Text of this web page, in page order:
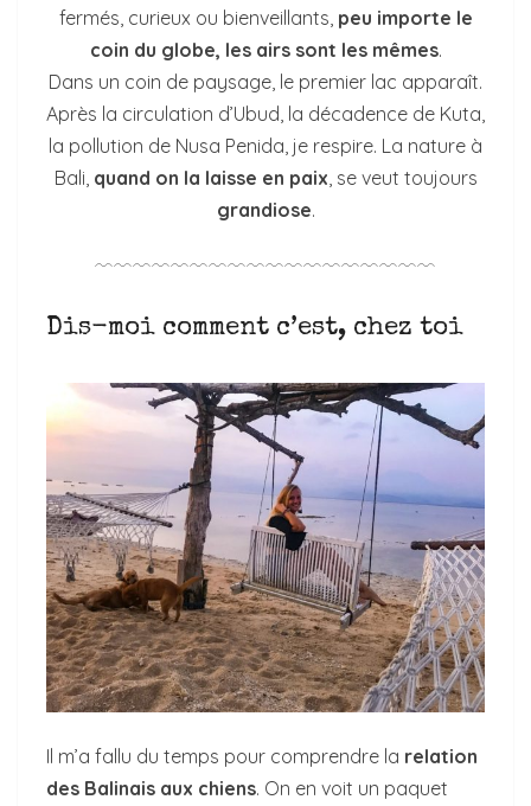
fermés, curieux ou bienveillants, peu importe le
coin du globe, les airs sont les mêmes.
Dans un coin de paysage, le premier lac apparaît.
Après la circulation d’Ubud, la décadence de Kuta,
la pollution de Nusa Penida, je respire. La nature à
Bali,quand on la laisse en paix, se veut toujours
grandiose.
﹋﹋﹋﹋﹋﹋﹋﹋﹋﹋﹋﹋﹋﹋﹋﹋﹋﹋
Dis-moi comment c’est, chez toi
Il m’a fallu du temps pour comprendre la relation
des Balinais aux chiens. On en voit un paquet